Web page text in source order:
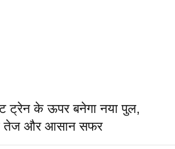
ट्रेन के ऊपर बनेगा नया पुल,
तेज और आसान सफर